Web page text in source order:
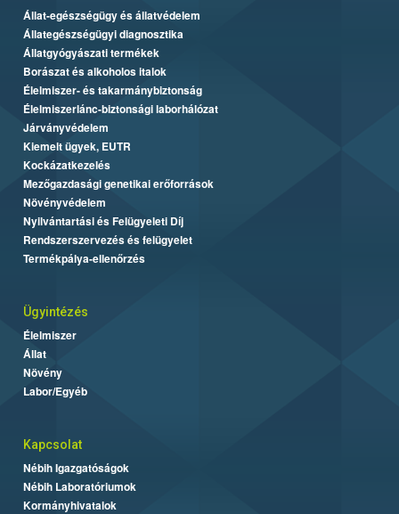
Állat-egészségügy és állatvédelem
Állategészségügyi diagnosztika
Állatgyógyászati termékek
Borászat és alkoholos italok
Élelmiszer- és takarmánybiztonság
Élelmiszerlánc-biztonsági laborhálózat
Járványvédelem
Kiemelt ügyek, EUTR
Kockázatkezelés
Mezőgazdasági genetikai erőforrások
Növényvédelem
Nyilvántartási és Felügyeleti Díj
Rendszerszervezés és felügyelet
Termékpálya-ellenőrzés
Ügyintézés
Élelmiszer
Állat
Növény
Labor/Egyéb
Kapcsolat
Nébih Igazgatóságok
Nébih Laboratóriumok
Kormányhivatalok